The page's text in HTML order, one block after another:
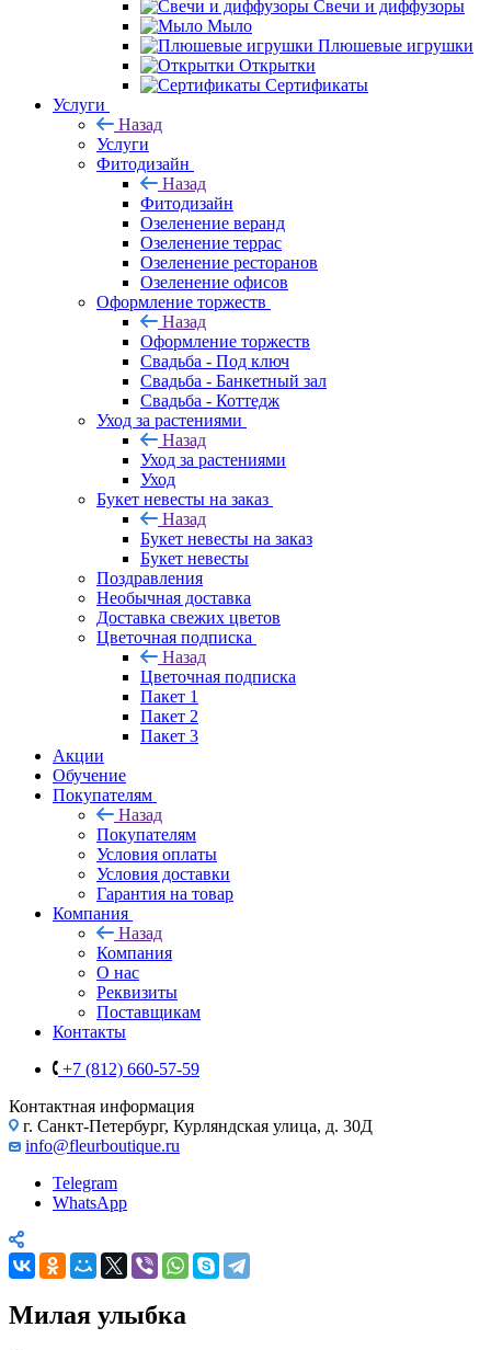
Свечи и диффузоры
Мыло
Плюшевые игрушки
Открытки
Сертификаты
Услуги
Назад
Услуги
Фитодизайн
Назад
Фитодизайн
Озеленение веранд
Озеленение террас
Озеленение ресторанов
Озеленение офисов
Оформление торжеств
Назад
Оформление торжеств
Свадьба - Под ключ
Свадьба - Банкетный зал
Свадьба - Коттедж
Уход за растениями
Назад
Уход за растениями
Уход
Букет невесты на заказ
Назад
Букет невесты на заказ
Букет невесты
Поздравления
Необычная доставка
Доставка свежих цветов
Цветочная подписка
Назад
Цветочная подписка
Пакет 1
Пакет 2
Пакет 3
Акции
Обучение
Покупателям
Назад
Покупателям
Условия оплаты
Условия доставки
Гарантия на товар
Компания
Назад
Компания
О нас
Реквизиты
Поставщикам
Контакты
+7 (812) 660-57-59
Контактная информация
г. Санкт-Петербург, Курляндская улица, д. 30Д
info@fleurboutique.ru
Telegram
WhatsApp
Милая улыбка